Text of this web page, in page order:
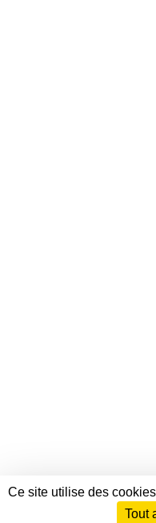
Envie de participer ?
Ce site utilise des
Tout